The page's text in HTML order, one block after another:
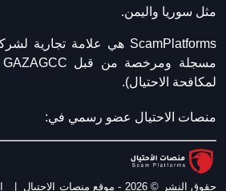
مثل سوريا واليمن.
لمكافحة الاحتيال).
منصات الاحتيال عضو رسمي في:
حقوق النشر © 2026 - موقع منصات الاحتيال